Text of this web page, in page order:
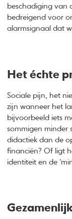
beschadiging van
bedreigend voor
alarmsignaal dat
Het échte
Sociale pijn, het
zijn wanneer het
bijvoorbeeld iets
sommigen minder
didactiek dan de
financiën? Of ligt
identiteit en de